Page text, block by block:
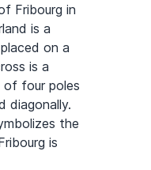
Fribourg in
is a
on a
is a
of four poles
diagonally.
the
is